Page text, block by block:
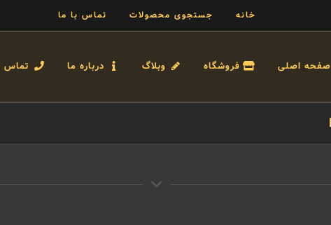
خانه جستجوی محصولات تماس با ما
صفحه اصلی فروشگاه وبلاگ درباره ما تماس